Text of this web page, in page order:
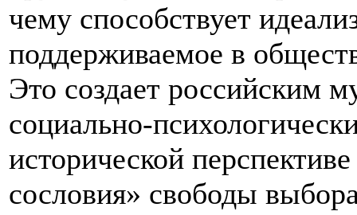
чему способствует
поддерживаемое в
Это создает российским
социально-
исторической
сословия» свободы